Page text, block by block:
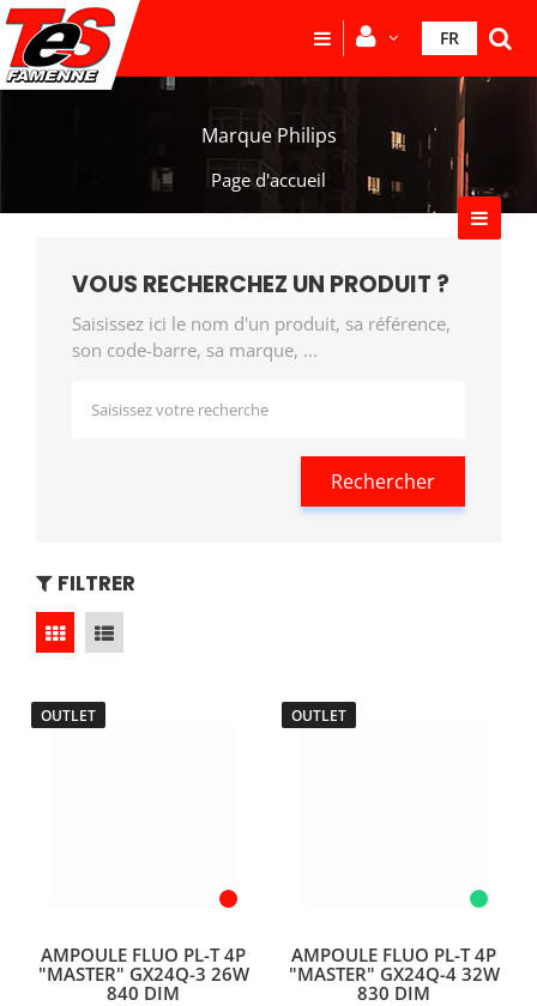
FR
Marque Philips
Page d'accueil
VOUS RECHERCHEZ UN PRODUIT ?
Saisissez ici le nom d'un produit, sa référence,
son code-barre, sa marque, ...
Rechercher
FILTRER
OUTLET
AMPOULE FLUO PL-T 4P
"MASTER" GX24Q-3 26W
840 DIM
OUTLET
AMPOULE FLUO PL-T 4P
"MASTER" GX24Q-4 32W
830 DIM